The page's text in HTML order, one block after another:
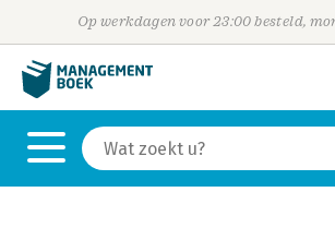
Op werkdagen voor 23:00 besteld,